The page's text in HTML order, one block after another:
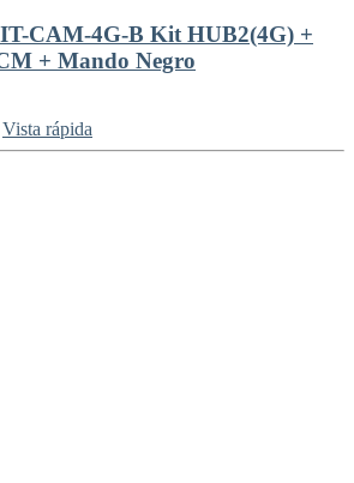
CAM-4G-B Kit HUB2(4G) +
+ Mando Negro
Vista rápida